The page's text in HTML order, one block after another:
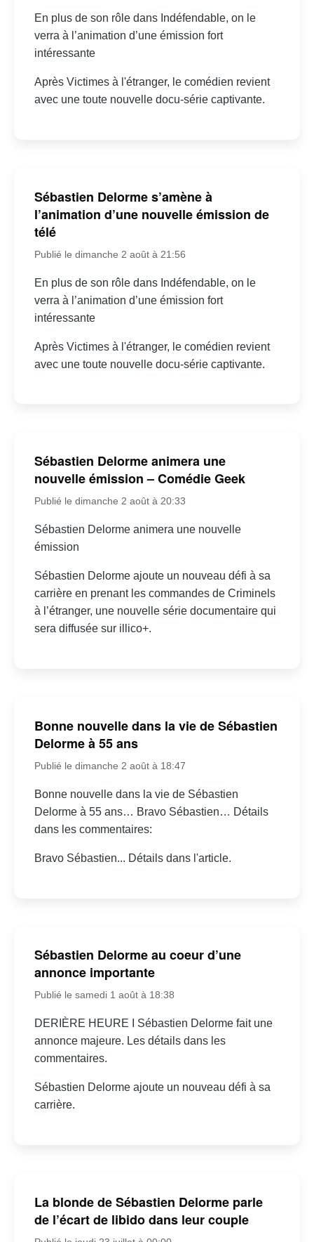
En plus de son rôle dans Indéfendable, on le
verra à l’animation d’une émission fort
intéressante
Après Victimes à l'étranger, le comédien revient
avec une toute nouvelle docu-série captivante.
Sébastien Delorme s’amène à
l’animation d’une nouvelle émission de
télé
Publié le dimanche 2 août à 21:56
En plus de son rôle dans Indéfendable, on le
verra à l’animation d’une émission fort
intéressante
Après Victimes à l'étranger, le comédien revient
avec une toute nouvelle docu-série captivante.
Sébastien Delorme animera une
nouvelle émission – Comédie Geek
Publié le dimanche 2 août à 20:33
Sébastien Delorme animera une nouvelle
émission
Sébastien Delorme ajoute un nouveau défi à sa
carrière en prenant les commandes de Criminels
à l’étranger, une nouvelle série documentaire qui
sera diffusée sur illico+.
Bonne nouvelle dans la vie de Sébastien
Delorme à 55 ans
Publié le dimanche 2 août à 18:47
Bonne nouvelle dans la vie de Sébastien
Delorme à 55 ans… Bravo Sébastien… Détails
dans les commentaires:
Bravo Sébastien... Détails dans l'article.
Sébastien Delorme au coeur d’une
annonce importante
Publié le samedi 1 août à 18:38
DERIÈRE HEURE I Sébastien Delorme fait une
annonce majeure. Les détails dans les
commentaires.
Sébastien Delorme ajoute un nouveau défi à sa
carrière.
La blonde de Sébastien Delorme parle
de l’écart de libido dans leur couple